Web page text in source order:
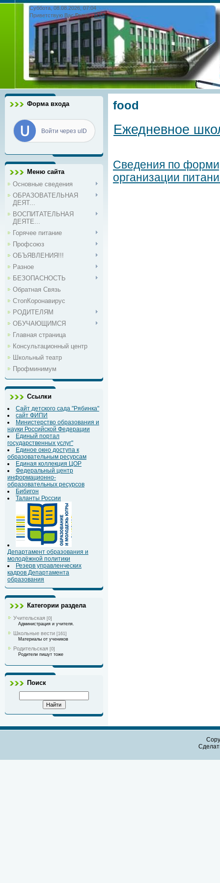
Суббота, 08.08.2026, 07:04
Приветствую Вас Гость|RSS
Форма входа
Войти через uID
Меню сайта
Основные сведения
ОБРАЗОВАТЕЛЬНАЯ
ДЕЯТ...
ВОСПИТАТЕЛЬНАЯ
ДЕЯТЕ...
Горячее питание
Профсоюз
ОБЪЯВЛЕНИЯ!!!
Разное
БЕЗОПАСНОСТЬ
Обратная Связь
СтопКоронавирус
РОДИТЕЛЯМ
ОБУЧАЮЩИМСЯ
Главная страница
Консультационный центр
Школьный театр
Профминимум
Ссылки
Сайт детского сада "Рябинка"
сайт ФИПИ
Министерство образования и
науки Российской Федерации
Единый портал
государственных услуг"
Единое окно доступа к
образовательным ресурсам
Единая коллекция ЦОР
Федеральный центр
информационно-
образовательных ресурсов
Бибигон
Таланты России
Департамент образования и
молодёжной политики
Резерв управленческих
кадров Департамента
образования
Категории раздела
Учительская [0]
Администрация и учителя.
Школьные вести [161]
Материалы от учеников
Родительская [0]
Родители пишут тоже
Поиск
food
Ежедневное
Сведения по
организации